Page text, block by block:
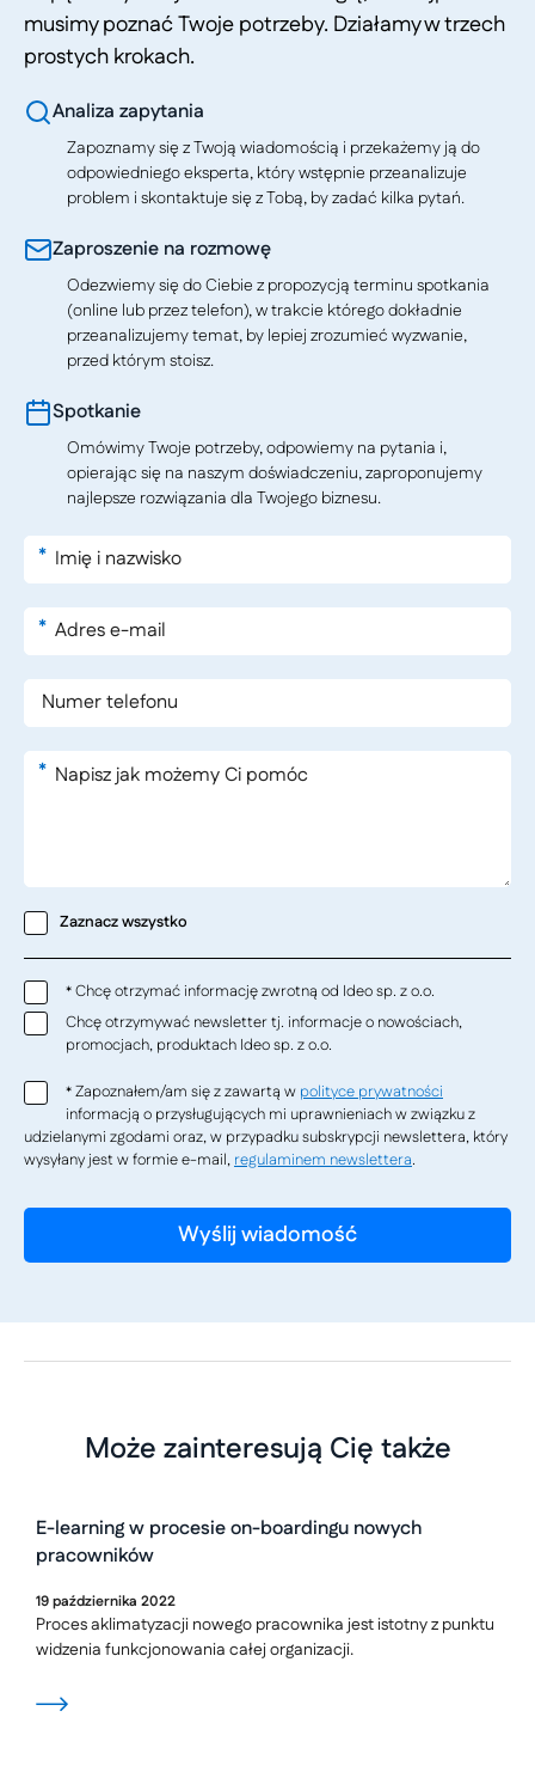
musimy poznać Twoje potrzeby. Działamy w trzech
prostych krokach.
Analiza zapytania
Zapoznamy się z Twoją wiadomością i przekażemy ją do
odpowiedniego eksperta, który wstępnie przeanalizuje
problem i skontaktuje się z Tobą, by zadać kilka pytań.
Zaproszenie na rozmowę
Odezwiemy się do Ciebie z propozycją terminu spotkania
(online lub przez telefon), w trakcie którego dokładnie
przeanalizujemy temat, by lepiej zrozumieć wyzwanie,
przed którym stoisz.
Spotkanie
Omówimy Twoje potrzeby, odpowiemy na pytania i,
opierając się na naszym doświadczeniu, zaproponujemy
najlepsze rozwiązania dla Twojego biznesu.
*
*
*
Zaznacz wszystko
*Chcę otrzymać informację zwrotną od Ideo sp. z o.o.
Chcę otrzymywać newsletter tj. informacje o nowościach,
promocjach, produktach Ideo sp. z o.o.
*Zapoznałem/am się z zawartą w polityce prywatności
informacją o przysługujących mi uprawnieniach w związku z
udzielanymi zgodami oraz, w przypadku subskrypcji newslettera, który
wysyłany jest w formie e-mail, regulaminem newslettera.
Może zainteresują Cię także
E-learning w procesie on-boardingu nowych
pracowników
19października 2022
Proces aklimatyzacji nowego pracownika jest istotny z punktu
widzenia funkcjonowania całej organizacji.